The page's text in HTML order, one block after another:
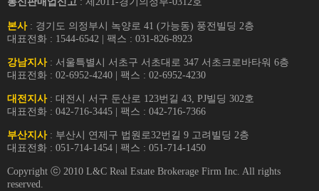
본사: 경기도 의정부시 녹양로 41 (가능동) 풍전빌딩 2층
대표전화 : 1544-6542 | 팩스 : 031-826-8923
강남지사: 서울특별시 서초구 서초대로 347 서초크로바타워 6층
대표전화 : 02-6952-4240 | 팩스 : 02-6952-4230
대전지사: 대전시 서구 둔산로 123번길 43, PJ빌딩 302호
대표전화 : 042-716-3445 | 팩스 : 042-716-7366
부산지사: 부산시 연제구 법원로32번길 9 고려빌딩 2층
대표전화 : 051-714-1454 | 팩스 : 051-714-1450
Copyright ⓒ 2010 L&C Real Estate Brokerage Firm Inc. All rights
reserved.